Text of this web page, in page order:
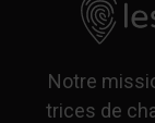
Notre
trices de